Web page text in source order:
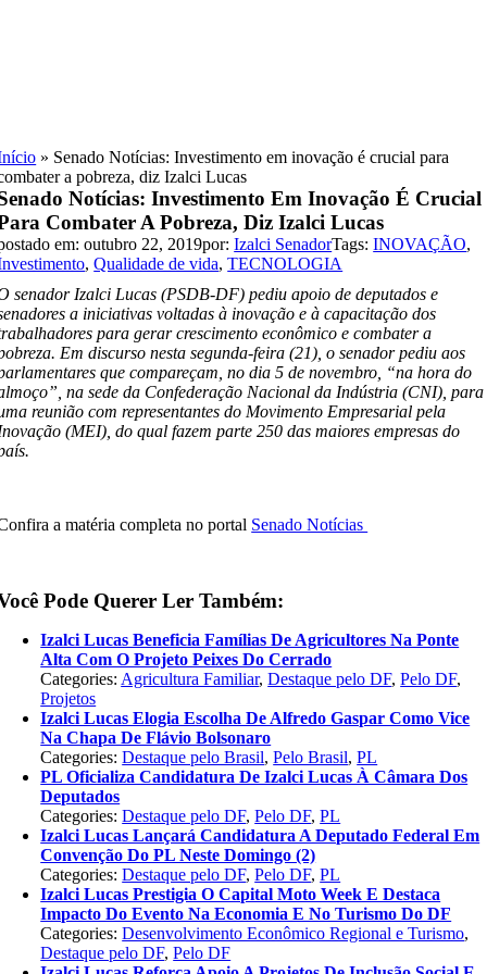
» Senado Notícias: Investimento em inovação é crucial para
a pobreza, diz Izalci Lucas
Notícias: Investimento Em Inovação É Crucial
Combater A Pobreza, Diz Izalci Lucas
em: outubro 22, 2019por:Izalci SenadorTags:INOVAÇÃO,
,Qualidade de vida,TECNOLOGIA
senador Izalci Lucas (PSDB-DF) pediu apoio de deputados e
a iniciativas voltadas à inovação e à capacitação dos
para gerar crescimento econômico e combater a
Em discurso nesta segunda-feira (21), o senador pediu aos
que compareçam, no dia 5 de novembro, “na hora do
na sede da Confederação Nacional da Indústria (CNI), para
reunião com representantes do Movimento Empresarial pela
(MEI), do qual fazem parte 250 das maiores empresas do
a matéria completa no portal Senado Notícias
Pode Querer Ler Também:
Izalci Lucas Beneficia Famílias De Agricultores Na Ponte
Alta Com O Projeto Peixes Do Cerrado
Categories: Agricultura Familiar,Destaque pelo DF,Pelo DF,
Projetos
Izalci Lucas Elogia Escolha De Alfredo Gaspar Como Vice
Na Chapa De Flávio Bolsonaro
Categories:Destaque pelo Brasil,Pelo Brasil,PL
PL Oficializa Candidatura De Izalci Lucas À Câmara Dos
Deputados
Categories:Destaque pelo DF,Pelo DF,PL
Izalci Lucas Lançará Candidatura A Deputado Federal Em
Convenção Do PL Neste Domingo (2)
Categories:Destaque pelo DF,Pelo DF,PL
Izalci Lucas Prestigia O Capital Moto Week E Destaca
Impacto Do Evento Na Economia E No Turismo Do DF
Categories:Desenvolvimento Econômico Regional e Turismo,
Destaque pelo DF,Pelo DF